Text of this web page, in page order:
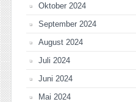
Oktober 2024
September 2024
August 2024
Juli 2024
Juni 2024
Mai 2024